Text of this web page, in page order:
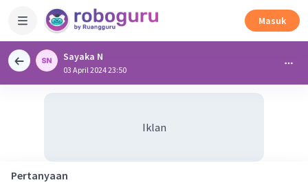
Masuk
Sayaka N
03 April 2024 23:50
Iklan
Pertanyaan